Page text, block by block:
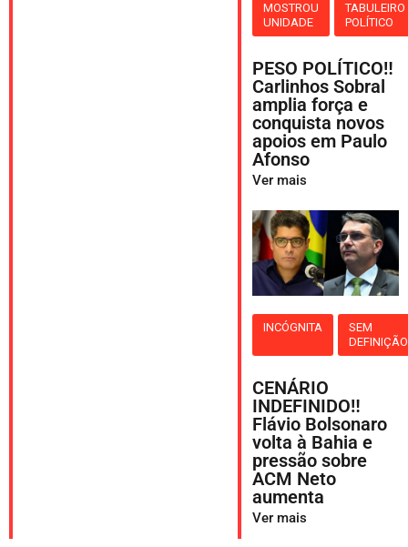
MOSTROU
UNIDADE
TABULEIRO
POLÍTICO
PESO POLÍTICO‼️
Carlinhos Sobral
amplia força e
conquista novos
apoios em Paulo
Afonso
Ver mais
INCÓGNITA
SEM
DEFINIÇÃO
CENÁRIO
INDEFINIDO‼️
Flávio Bolsonaro
volta à Bahia e
pressão sobre
ACM Neto
aumenta
Ver mais